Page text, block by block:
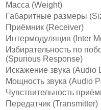
Масса (Weight)
Габаритные размеры
Приёмник (Receiver)
Интермодуляция (Inter
Избирательность по
(Spurious Response)
Искажение звука (Audio
Мощность звука (Audio
Чувствительность
Передатчик (Transmitter)